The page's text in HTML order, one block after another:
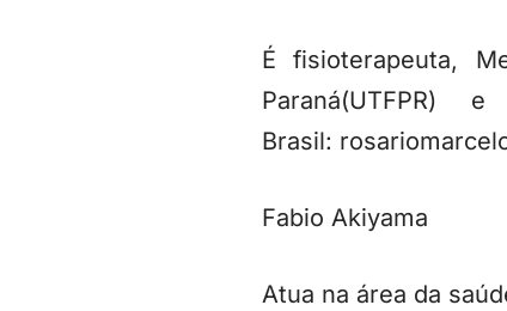
É fisioterapeuta,
Paraná(UTFPR)
Brasil:
Fabio Akiyama
Atua na área da